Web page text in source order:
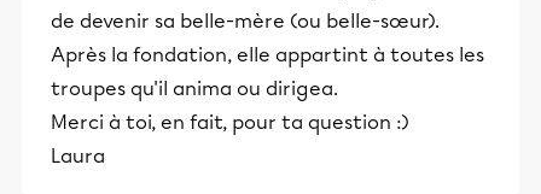
de devenir sa belle-mère (ou belle-sœur).
Après la fondation, elle appartint à toutes les
troupes qu'il anima ou dirigea.
Merci à toi, en fait, pour ta question :)
Laura